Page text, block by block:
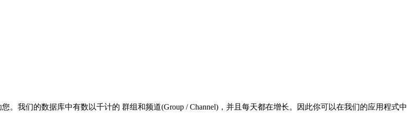
。我们的数据库中有数以千计的 群组和频道(Group / Channel)，并且每天都在增长。因此你可以在我们的应用程式中